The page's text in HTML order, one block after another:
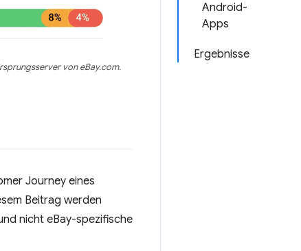
Android-
Apps
Ergebnisse
von eBay.com.
Journey eines
Beitrag werden
nicht eBay-spezifische